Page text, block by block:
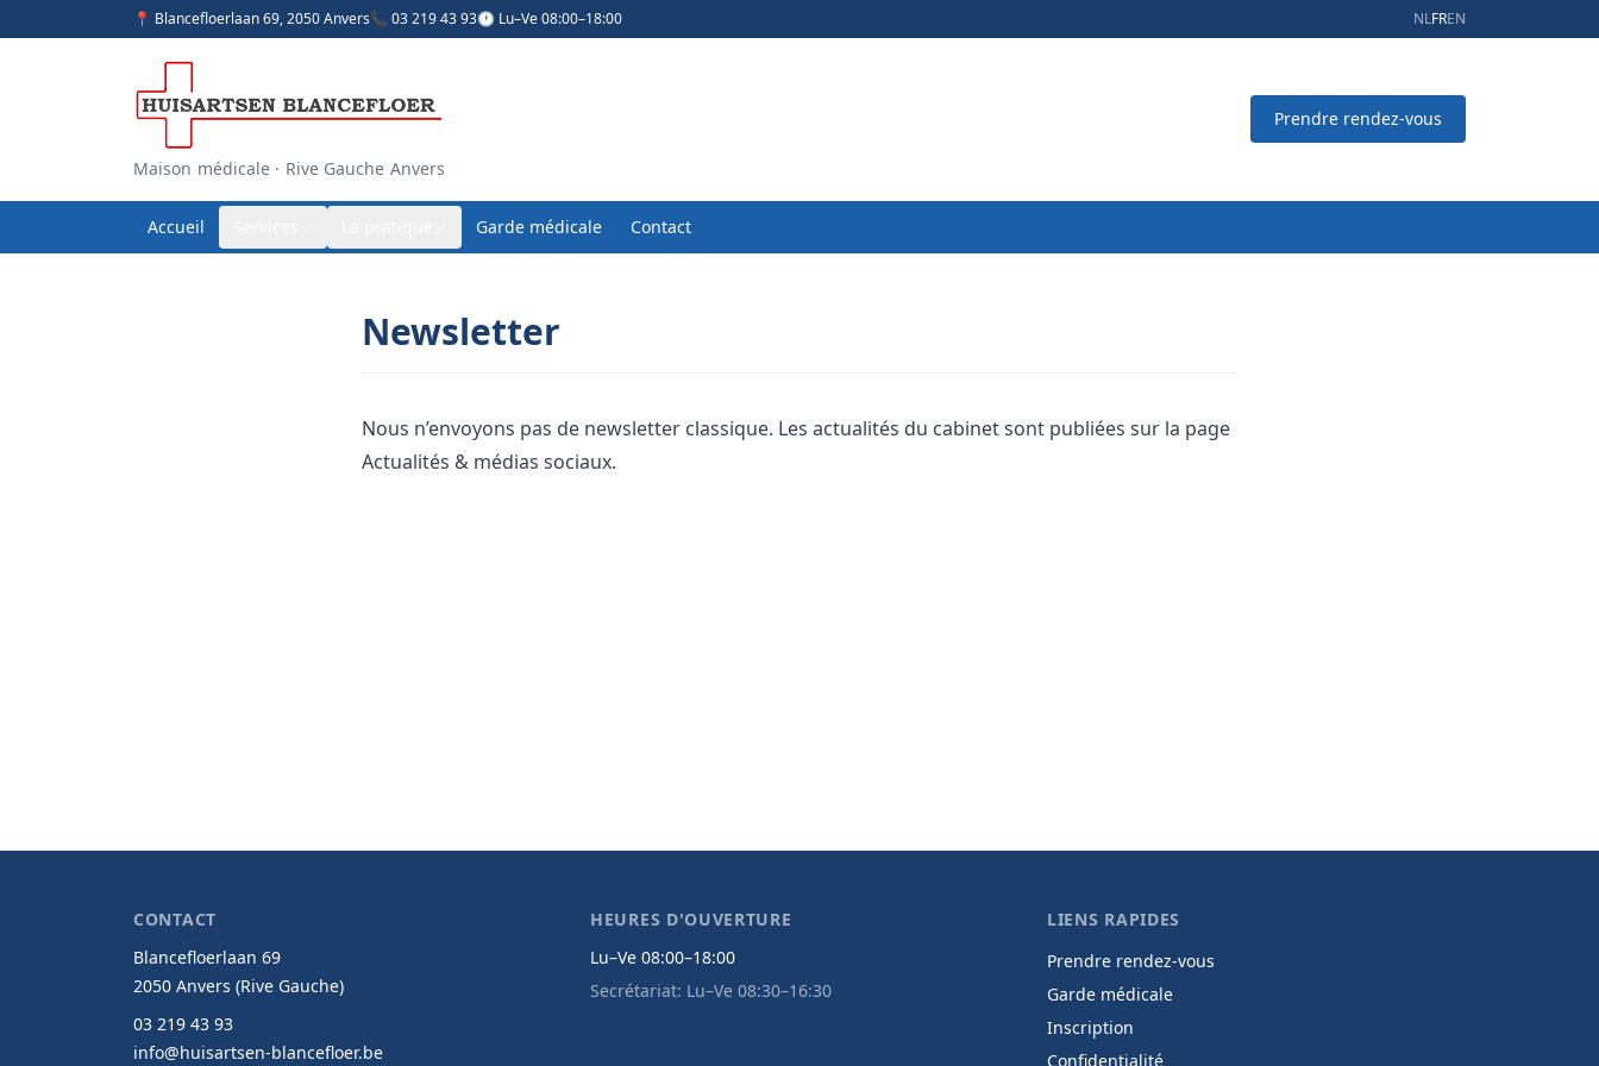
📍 Blancefloerlaan 69, 2050 Anvers📞 03 219 43 93🕐 Lu–Ve 08:00–18:00 NLFREN
Maison médicale · Rive Gauche Anvers
Prendre rendez-vous
Accueil Garde médicale Contact
Newsletter
Nous n’envoyons pas de newsletter classique. Les actualités du cabinet sont publiées sur la page
Actualités & médias sociaux.
CONTACT
Blancefloerlaan 69
2050 Anvers (Rive Gauche)
03 219 43 93
info@huisartsen-blancefloer.be
HEURES D'OUVERTURE
Lu–Ve 08:00–18:00
Secrétariat: Lu–Ve 08:30–16:30
LIENS RAPIDES
Prendre rendez-vous
Garde médicale
Inscription
Confidentialité